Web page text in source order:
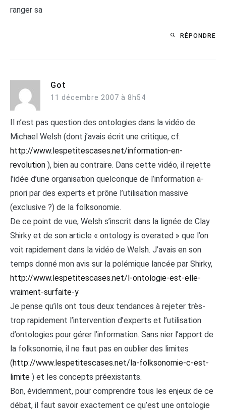
ranger sa
RÉPONDRE
Got
11 décembre 2007 à 8h54
Il n’est pas question des ontologies dans la vidéo de
Michael Welsh (dont j’avais écrit une critique, cf.
http://www.lespetitescases.net/information-en-
revolution ), bien au contraire. Dans cette vidéo, il rejette
l’idée d’une organisation quelconque de l’information a-
priori par des experts et prône l’utilisation massive
(exclusive ?) de la folksonomie.
De ce point de vue, Welsh s’inscrit dans la lignée de Clay
Shirky et de son article « ontology is overated » que l’on
voit rapidement dans la vidéo de Welsh. J’avais en son
temps donné mon avis sur la polémique lancée par Shirky,
http://www.lespetitescases.net/l-ontologie-est-elle-
vraiment-surfaite-y
Je pense qu’ils ont tous deux tendances à rejeter très-
trop rapidement l’intervention d’experts et l’utilisation
d’ontologies pour gérer l’information. Sans nier l’apport de
la folksonomie, il ne faut pas en oublier des limites
(http://www.lespetitescases.net/la-folksonomie-c-est-
limite ) et les concepts préexistants.
Bon, évidemment, pour comprendre tous les enjeux de ce
débat, il faut savoir exactement ce qu’est une ontologie